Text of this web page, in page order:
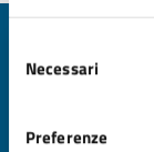
delNecessari
Preferenze
Quanto
pagina?
Valuta da 1 a 5